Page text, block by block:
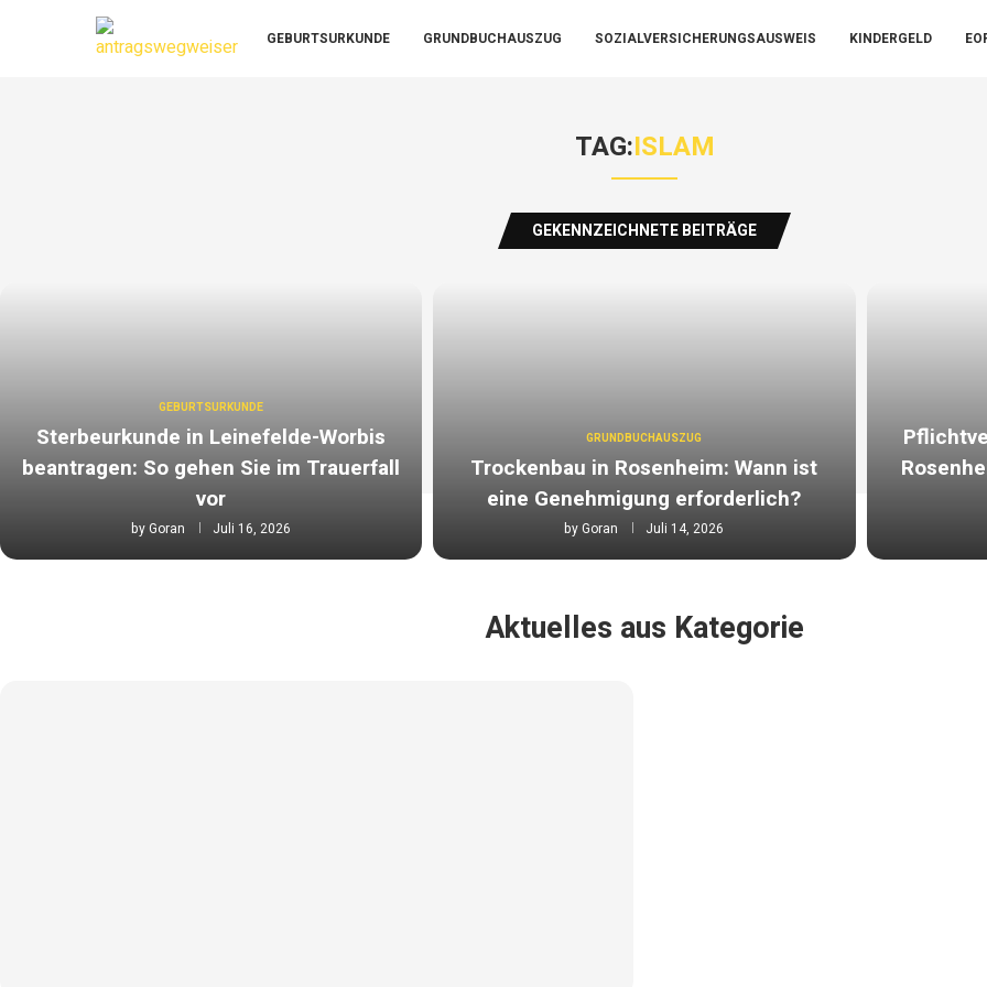
GEBURTSURKUNDE GRUNDBUCHAUSZUG SOZIALVERSICHERUNGSAUSWEIS KINDERGELD
TAG:ISLAM
GEKENNZEICHNETE BEITRÄGE
GEBURTSURKUNDE
Sterbeurkunde in Leinefelde-Worbis
beantragen: So gehen Sie im Trauerfall
vor
byGoran Juli 16, 2026
GRUNDBUCHAUSZUG
Trockenbau in Rosenheim: Wann ist
eine Genehmigung erforderlich?
byGoran Juli 14, 2026
Aktuelles aus Kategorie